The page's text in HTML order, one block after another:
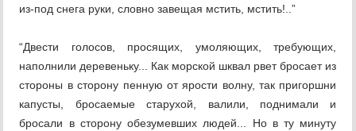
из-под снега руки, словно завещая мстить, мстить!..”
“Двести голосов, просящих, умоляющих, требующих,
наполнили деревеньку... Как морской шквал рвет бросает из
стороны в сторону пенную от ярости волну, так пригоршни
капусты, бросаемые старухой, валили, поднимали и
бросали в сторону обезумевших людей... Но в ту минуту